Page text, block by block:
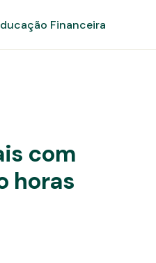
Financeira
com
horas